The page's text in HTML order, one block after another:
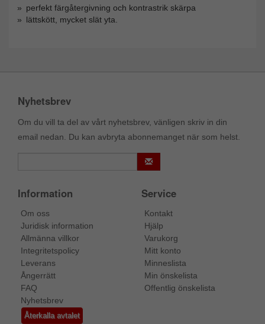
perfekt färgåtergivning och kontrastrik skärpa
lättskött, mycket slät yta.
Nyhetsbrev
Om du vill ta del av vårt nyhetsbrev, vänligen skriv in din
email nedan. Du kan avbryta abonnemanget när som helst.
Information
Om oss
Juridisk information
Allmänna villkor
Integritetspolicy
Leverans
Ångerrätt
FAQ
Nyhetsbrev
Återkalla avtalet
Service
Kontakt
Hjälp
Varukorg
Mitt konto
Minneslista
Min önskelista
Offentlig önskelista